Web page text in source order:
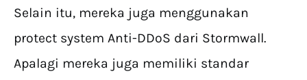
Selain itu, mereka juga menggunakan
protect system Anti-DDoS dari Stormwall.
Apalagi mereka juga memiliki standar